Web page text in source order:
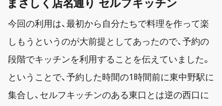
今回の利用は、最初から自分たちで料理を作って楽
しもうというのが大前提としてあったので、予約の
段階でキッチンを利用することを伝えていました。
ということで、予約した時間の1時間前に東中野駅に
集合し、セルフキッチンのある東口とは逆の西口に